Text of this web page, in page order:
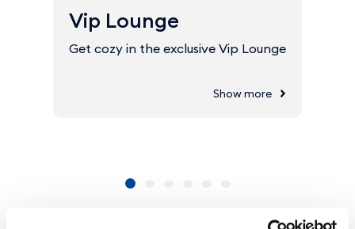
Vip Lounge
Get cozy in the exclusive Vip Lounge
Show more